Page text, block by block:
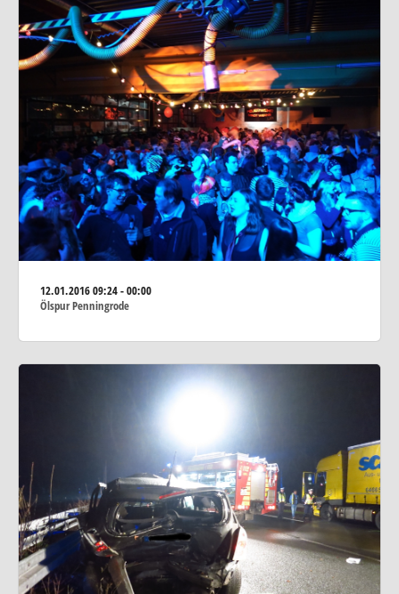
12.01.201609:24 - 00:00
Ölspur Penningrode